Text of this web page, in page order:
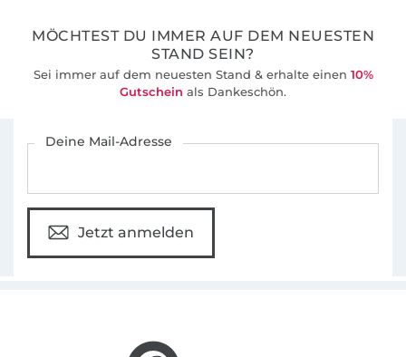
MÖCHTEST DU IMMER AUF DEM NEUESTEN
STAND SEIN?
Sei immer auf dem neuesten Stand & erhalte einen 10%
Gutschein als Dankeschön.
Deine Mail-Adresse
Jetzt anmelden